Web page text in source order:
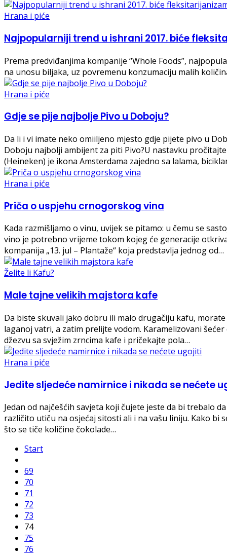
Hrana i piće
Najpopularniji trend u ishrani 2017. biće
Prema predviđanjima kompanije “Whole Foods”,
na unosu biljaka, uz povremenu konzumaciju malih
Hrana i piće
Gdje se pije najbolje Pivo u Doboju?
Da li i vi imate neko omiiljeno mjesto gdje pijete pivo u
Doboju najbolji ambijent za piti Pivo?U nastavku
(Heineken) je ikona Amsterdama zajedno sa lalama,
Hrana i piće
Priča o uspjehu crnogorskog vina
Kada razmišljamo o vinu, uvijek se pitamo: u čemu se
vino je potrebno vrijeme tokom kojeg će generacije
kompanija „13. jul – Plantaže“ koja predstavlja jednog od…
Želite li Kafu?
Male tajne velikih majstora kafe
Da biste skuvali jako dobru ili malo drugačiju kafu,
laganoj vatri, a zatim prelijte vodom. Karamelizovani
džezvu sa svježim zrncima kafe i pričekajte pola…
Hrana i piće
Jedite sljedeće namirnice i nikada se nećete
Jedan od najčešćih savjeta koji čujete jeste da bi trebalo
različito utiču na osjećaj sitosti ali i na vašu liniju. Kako bi
što se tiče količine čokolade…
Start
69
70
71
72
73
74
75
76